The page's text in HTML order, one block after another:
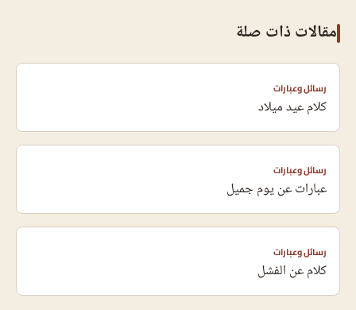
مقالات ذات صلة
رسائل وعبارات
كلام عيد ميلاد
رسائل وعبارات
عبارات عن يوم جميل
رسائل وعبارات
كلام عن الفشل